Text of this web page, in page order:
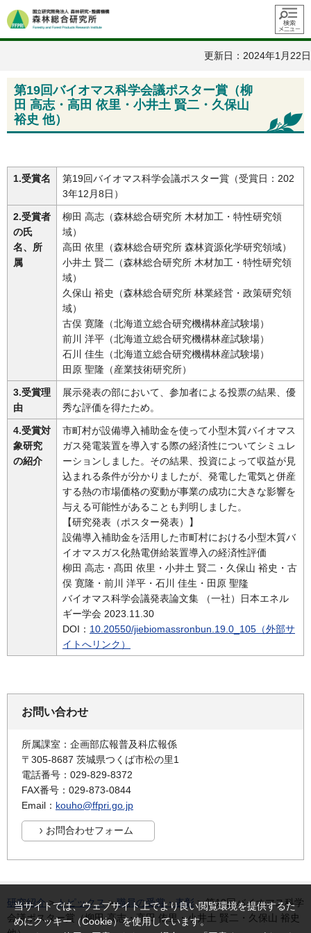
メニュ
ー
更新日：2024年1月22日
第19回バイオマス科学会議ポスター賞（柳
田 高志・高田 依里・小井土 賢二・久保山
裕史 他）
1.受賞名
第19回バイオマス科学会議ポスター賞（受賞日：202
3年12月8日）
2.受賞者
の氏
名、所
属
柳田 高志（森林総合研究所 木材加工・特性研究領
域）
高田 依里（森林総合研究所 森林資源化学研究領域）
小井土 賢二（森林総合研究所 木材加工・特性研究領
域）
久保山 裕史（森林総合研究所 林業経営・政策研究領
域）
古俣 寛隆（北海道立総合研究機構林産試験場）
前川 洋平（北海道立総合研究機構林産試験場）
石川 佳生（北海道立総合研究機構林産試験場）
田原 聖隆（産業技術研究所）
3.受賞理
由
展示発表の部において、参加者による投票の結果、優
秀な評価を得たため。
4.受賞対
象研究
の紹介
市町村が設備導入補助金を使って小型木質バイオマス
ガス発電装置を導入する際の経済性についてシミュレ
ーションしました。その結果、投資によって収益が見
込まれる条件が分かりましたが、発電した電気と併産
する熱の市場価格の変動が事業の成功に大きな影響を
与える可能性があることも判明しました。
【研究発表（ポスター発表）】
設備導入補助金を活用した市町村における小型木質バ
イオマスガス化熱電併給装置導入の経済性評価
柳田 高志・髙田 依里・小井土 賢二・久保山 裕史・古
俣 寛隆・前川 洋平・石川 佳生・田原 聖隆
バイオマス科学会議発表論文集 （一社）日本エネル
ギー学会 2023.11.30
DOI： 10.20550/jiebiomassronbun.19.0_105（外部サ
イトへリンク）
お問い合わせ
所属課室：企画部広報普及科広報係
〒305-8687 茨城県つくば市松の里1
電話番号：029-829-8372
FAX番号：029-873-0844
Email： kouho@ffpri.go.jp
研究紹介>トピックス>職員の受賞・表彰> 第19回バイオマス科学
会議ポスター賞（柳田 高志・高田 依里・小井土 賢二・久保山 裕史
当サイトでは、ウェブサイト上でより良い閲覧環境を提供するた
めにクッキー（Cookie）を使用しています。